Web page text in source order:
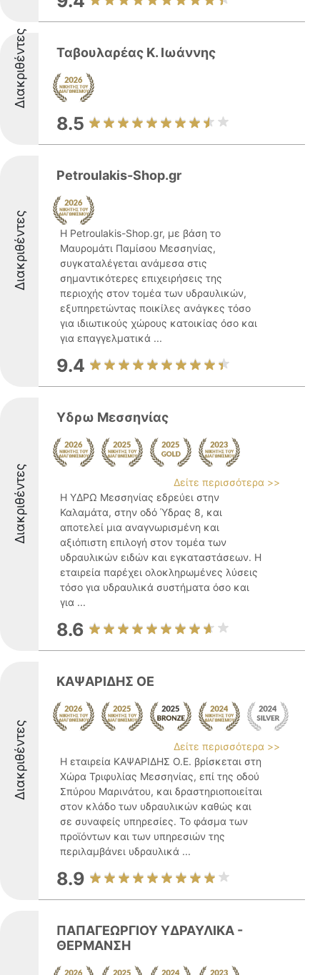
Διακριθέντες Ταβουλαρέας Κ. Ιωάννης
8.5
Διακριθέντες
Petroulakis-Shop.gr
Η Petroulakis-Shop.gr, με βάση το
Μαυρομάτι Παμίσου Μεσσηνίας,
συγκαταλέγεται ανάμεσα στις
σημαντικότερες επιχειρήσεις της
περιοχής στον τομέα των υδραυλικών,
εξυπηρετώντας ποικίλες ανάγκες τόσο
για ιδιωτικούς χώρους κατοικίας όσο και
για επαγγελματικά ...
9.4
Διακριθέντες
Υδρω Μεσσηνίας
Δείτε περισσότερα >>
Η ΥΔΡΩ Μεσσηνίας εδρεύει στην
Καλαμάτα, στην οδό Ύδρας 8, και
αποτελεί μια αναγνωρισμένη και
αξιόπιστη επιλογή στον τομέα των
υδραυλικών ειδών και εγκαταστάσεων. Η
εταιρεία παρέχει ολοκληρωμένες λύσεις
τόσο για υδραυλικά συστήματα όσο και
για ...
8.6
Διακριθέντες
ΚΑΨΑΡΙΔΗΣ ΟΕ
Δείτε περισσότερα >>
Η εταιρεία ΚΑΨΑΡΙΔΗΣ Ο.Ε. βρίσκεται στη
Χώρα Τριφυλίας Μεσσηνίας, επί της οδού
Σπύρου Μαρινάτου, και δραστηριοποιείται
στον κλάδο των υδραυλικών καθώς και
σε συναφείς υπηρεσίες. Το φάσμα των
προϊόντων και των υπηρεσιών της
περιλαμβάνει υδραυλικά ...
8.9
ΠΑΠΑΓΕΩΡΓΙΟΥ ΥΔΡΑΥΛΙΚΑ -
ΘΕΡΜΑΝΣΗ